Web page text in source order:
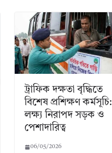
ট্রাফিক দক্ষতা বৃদ্ধিতে
বিশেষ প্রশিক্ষণ কর্মসূচি:
লক্ষ্য নিরাপদ সড়ক ও
পেশাদারিত্ব
06/05/2026